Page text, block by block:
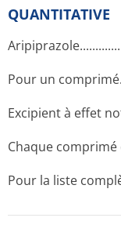
QUANTITATIVE
Pour un comprimé.
Excipient à effet
Chaque
Pour la liste